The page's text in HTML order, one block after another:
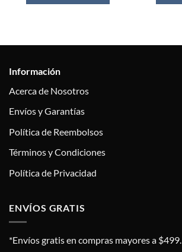
Información
Acerca de Nosotros
Envíos y Garantías
Política de Reembolsos
Términos y Condiciones
Política de Privacidad
ENVÍOS GRATIS
*Envíos gratis en compras mayores a $499.